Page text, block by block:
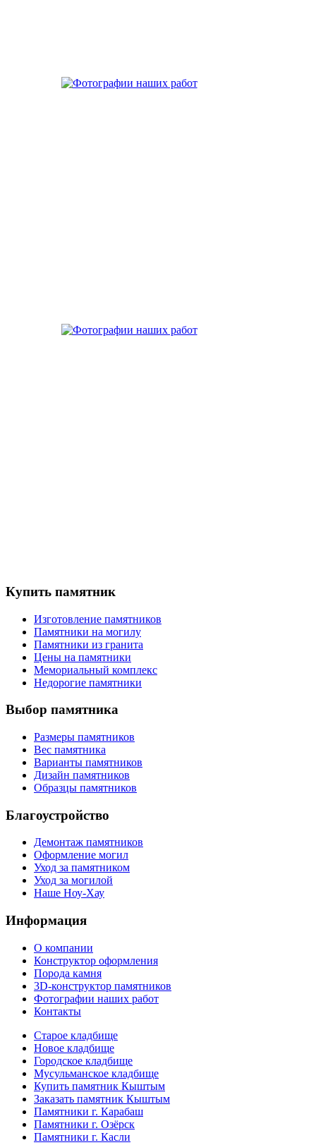
Купить памятник
Изготовление памятников
Памятники на могилу
Памятники из гранита
Цены на памятники
Мемориальный комплекс
Недорогие памятники
Выбор памятника
Размеры памятников
Вес памятника
Варианты памятников
Дизайн памятников
Образцы памятников
Благоустройство
Демонтаж памятников
Оформление могил
Уход за памятником
Уход за могилой
Наше Ноу-Хау
Информация
О компании
Конструктор оформления
Порода камня
3D-конструктор памятников
Фотографии наших работ
Контакты
Старое кладбище
Новое кладбище
Городское кладбище
Мусульманское кладбище
Купить памятник Кыштым
Заказать памятник Кыштым
Памятники г. Карабаш
Памятники г. Озёрск
Памятники г. Касли